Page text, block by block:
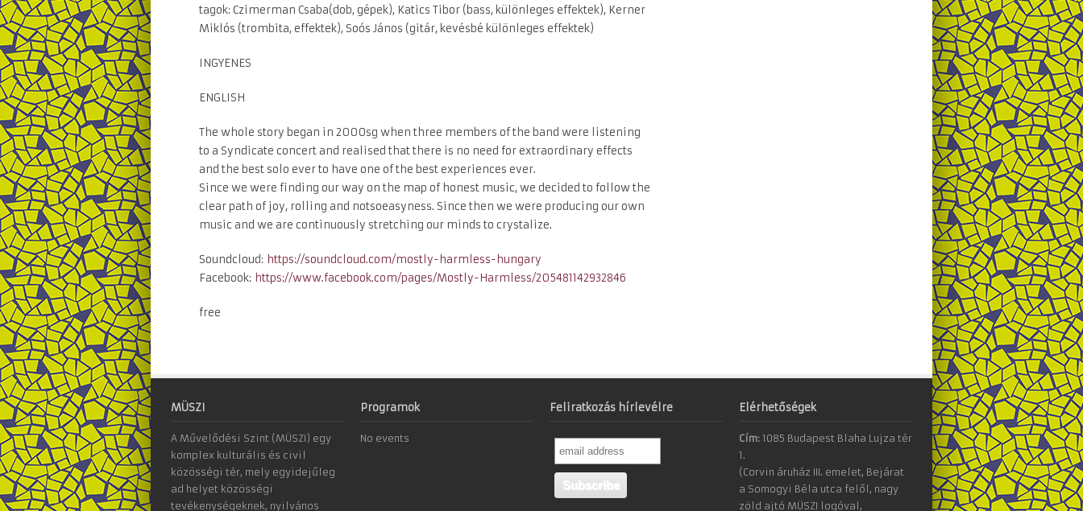
tagok: Czimerman Csaba(dob, gépek), Katics Tibor (bass, különleges effektek), Kerner
Miklós (trombita, effektek), Soós János (gitár, kevésbé különleges effektek)
INGYENES
ENGLISH
The whole story began in 2000sg when three members of the band were listening
to a Syndicate concert and realised that there is no need for extraordinary effects
and the best solo ever to have one of the best experiences ever.
Since we were finding our way on the map of honest music, we decided to follow the
clear path of joy, rolling and notsoeasyness. Since then we were producing our own
music and we are continuously stretching our minds to crystalize.
Soundcloud: https://soundcloud.com/mostly-harmless-hungary
Facebook: https://www.facebook.com/pages/Mostly-Harmless/205481142932846
free
MÜSZI
A Művelődési Szint (MÜSZI) egy
komplex kulturális és civil
közösségi tér, mely egyidejűleg
ad helyet közösségi
tevékenységeknek, nyilvános
Programok
No events
Feliratkozás hírlevélre Elérhetőségek
Cím: 1085 Budapest Blaha Lujza tér
1.
(Corvin áruház III. emelet, Bejárat
a Somogyi Béla utca felől, nagy
zöld ajtó MÜSZI logóval,